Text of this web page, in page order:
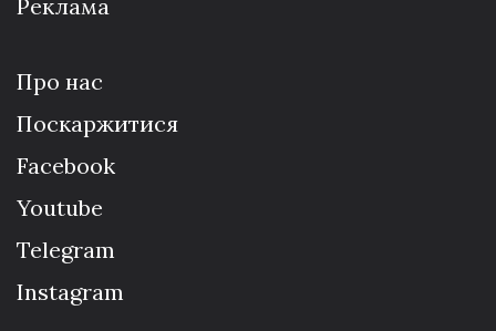
Реклама
Про нас
Поскаржитися
Facebook
Youtube
Telegram
Instagram